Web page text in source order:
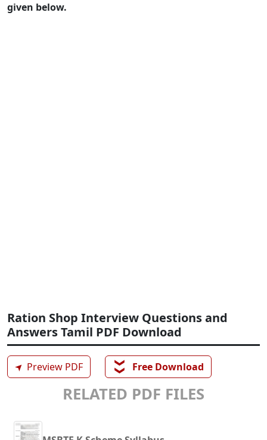
given below.
Ration Shop Interview Questions and
Answers Tamil PDF Download
➤ Preview PDF ❯❯ Free Download
RELATED PDF FILES